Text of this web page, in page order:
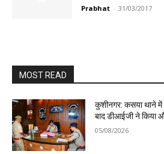
Prabhat - 31/03/2017
MOST READ
कुशीनगर: कसया थाने में
बाद डीआईजी ने किया
05/08/2026